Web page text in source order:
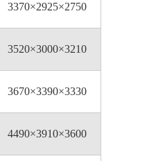
3370×2925×2750
3520×3000×3210
3670×3390×3330
4490×3910×3600